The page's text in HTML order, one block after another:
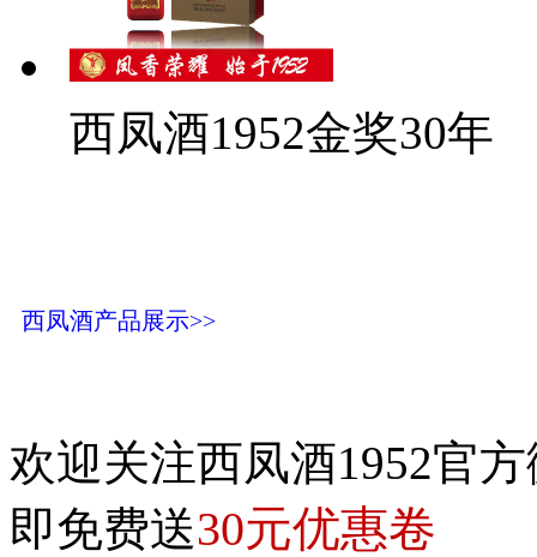
西凤酒1952金奖30年
西凤酒产品展示>>
欢迎关注西凤酒1952官
即免费送30元优惠卷